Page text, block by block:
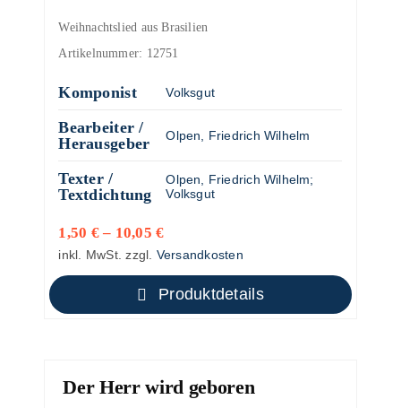
Weihnachtslied aus Brasilien
Artikelnummer: 12751
Komponist Volksgut
Bearbeiter /
Herausgeber
Olpen, Friedrich Wilhelm
Texter /
Textdichtung
Olpen, Friedrich Wilhelm;
Volksgut
1,50 €– 10,05€
inkl. MwSt. zzgl. Versandkosten
Produktdetails
Der Herr wird geboren